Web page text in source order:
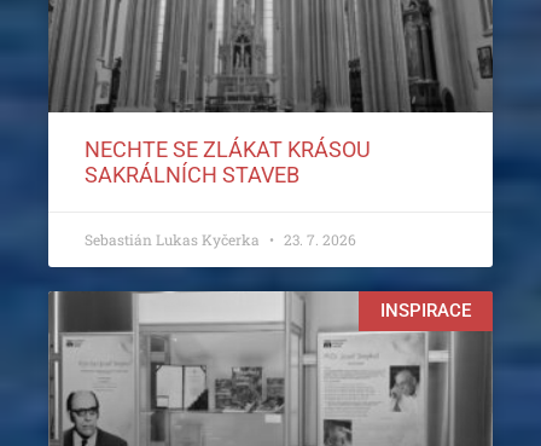
NECHTE SE ZLÁKAT KRÁSOU
SAKRÁLNÍCH STAVEB
Sebastián Lukas Kyčerka 23. 7. 2026
INSPIRACE